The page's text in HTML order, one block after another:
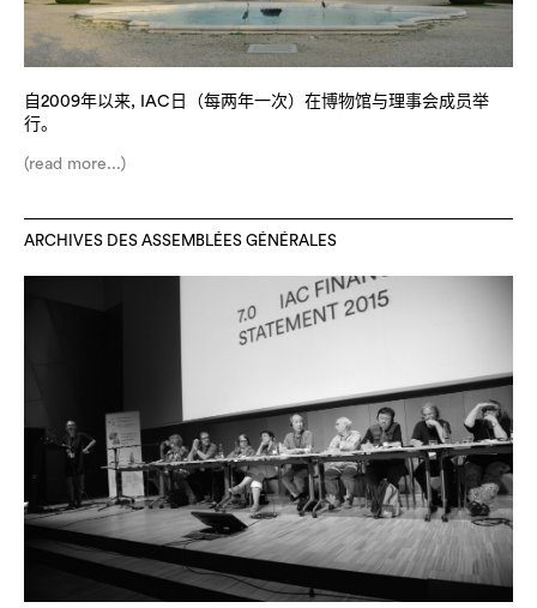
自2009年以来, IAC日（每两年一次）在博物馆与理事会成员举
行。
(read more...)
ARCHIVES DES ASSEMBLÉES GÉNÉRALES